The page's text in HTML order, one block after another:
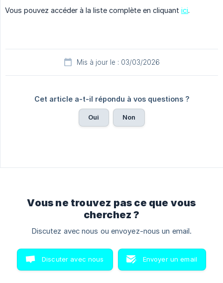
Vous pouvez accéder à la liste complète en cliquant ici.
Mis à jour le : 03/03/2026
Cet article a-t-il répondu à vos questions ?
Oui Non
Vous ne trouvez pas ce que vous
cherchez ?
Discutez avec nous ou envoyez-nous un email.
Discuter avec nous Envoyer un email